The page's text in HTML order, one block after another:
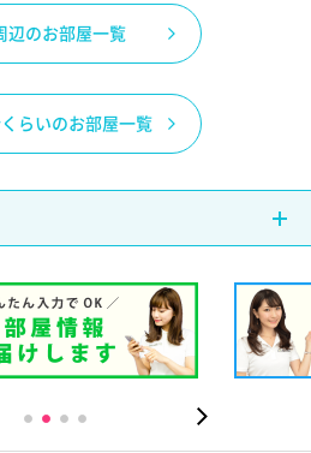
辺のお部屋一覧
らいのお部屋一覧